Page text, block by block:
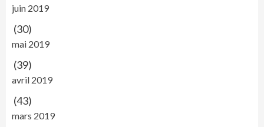
juin 2019
(30)
mai 2019
(39)
avril 2019
(43)
mars 2019